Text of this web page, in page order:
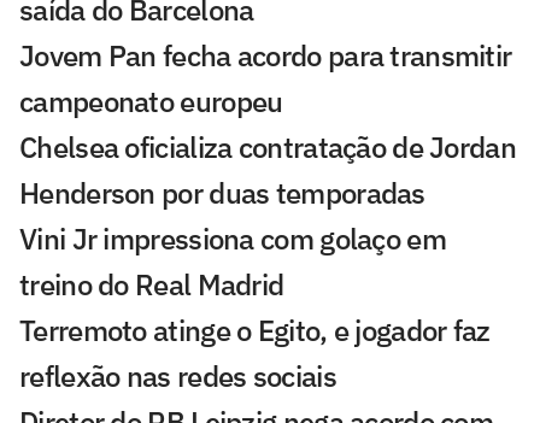
saída do Barcelona
Jovem Pan fecha acordo para transmitir
campeonato europeu
Chelsea oficializa contratação de Jordan
Henderson por duas temporadas
Vini Jr impressiona com golaço em
treino do Real Madrid
Terremoto atinge o Egito, e jogador faz
reflexão nas redes sociais